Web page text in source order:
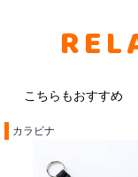
こちらもおすすめ
カラビナ